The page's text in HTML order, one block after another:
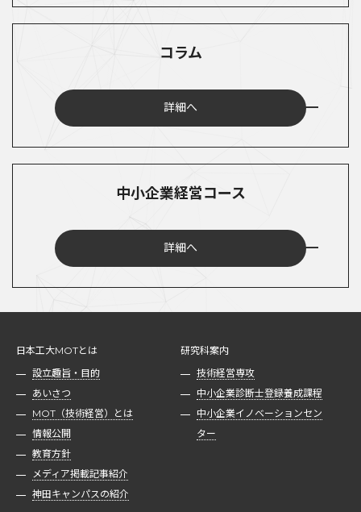
コラム
詳細へ
中小企業経営コース
詳細へ
日本工大MOTとは
設立趣旨・目的
あいさつ
MOT（技術経営）とは
情報公開
教育方針
メディア掲載記事紹介
神田キャンパスの紹介
研究科案内
技術経営専攻
中小企業診断士登録養成課程
中小企業イノベーションセン
ター